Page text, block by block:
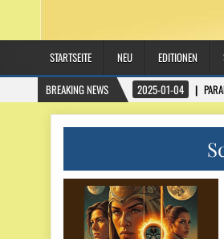
STARTSEITE NEU EDITIONEN
BREAKING NEWS
2025-01-04